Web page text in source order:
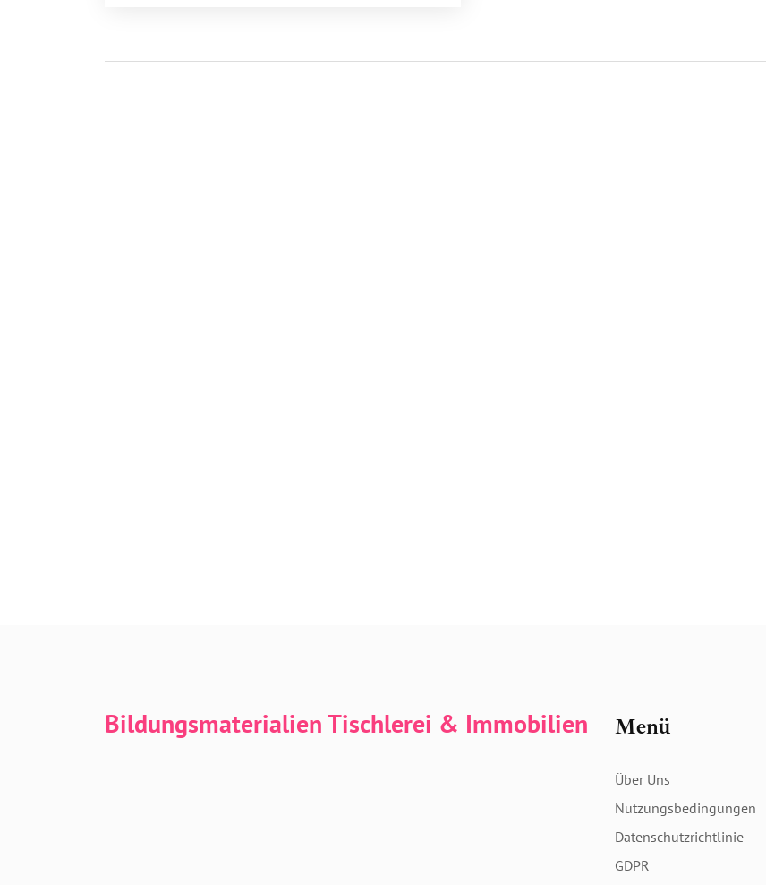
Bildungsmaterialien Tischlerei & Immobilien Menü
Über Uns
Nutzungsbedingungen
Datenschutzrichtlinie
GDPR